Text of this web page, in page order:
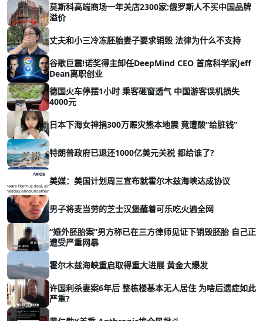
莫斯科高端商场一年关店2300家:俄罗斯人不买中国品牌
溢价
丈夫和小三冷冻胚胎妻子要求销毁 法律为什么不支持
谷歌巨震!诺奖得主卸任DeepMind CEO 首席科学家Jeff
Dean离职创业
德国火车停摆1小时 乘客砸窗透气 中国游客误机损失
4000元
日本下海女神捐300万赈灾熊本地震 竟遭酸“给脏钱”
特朗普政府已退还1000亿美元关税 都给谁了?
美媒：美国计划周三宣布就霍尔木兹海峡达成协议
男子将麦当劳的芝士汉堡蘸着可乐吃火遍全网
“婚外胚胎案”男方称已在三方律师见证下销毁胚胎 自己正
遭受严重网暴
霍尔木兹海峡重启取得重大进展 黄金大爆发
许国利杀妻案6年后 整栋楼基本无人居住 为啥后遗症如此
严重?